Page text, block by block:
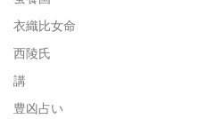
衣織比女命
西陵氏
講
豊凶占い